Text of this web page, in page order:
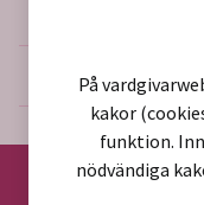
Mer på
Om webbplatsen
På
kakor
funktion.
nödvändiga